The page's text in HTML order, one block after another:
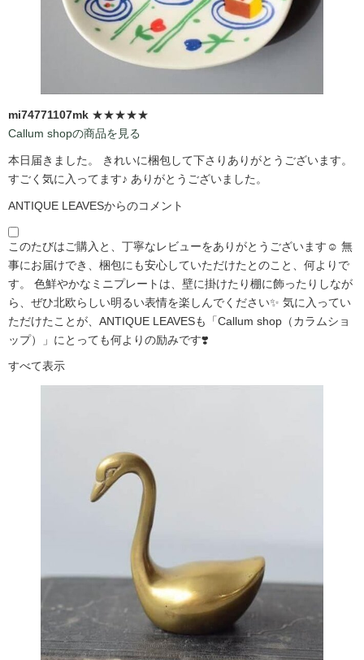
mi74771107mk ★★★★★
Callum shopの商品を見る
本日届きました。 きれいに梱包して下さりありがとうございます。
すごく気に入ってます♪ ありがとうございました。
ANTIQUE LEAVESからのコメント
このたびはご購入と、丁寧なレビューをありがとうございます☺️ 無
事にお届けでき、梱包にも安心していただけたとのこと、何よりで
す。 色鮮やかなミニプレートは、壁に掛けたり棚に飾ったりしなが
ら、ぜひ北欧らしい明るい表情を楽しんでください✨ 気に入ってい
ただけたことが、ANTIQUE LEAVESも「Callum shop（カラムショ
ップ）」にとっても何よりの励みです❣️
すべて表示